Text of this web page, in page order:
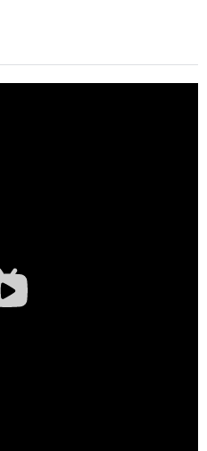
得答疑辅导哦！ 当前内
能查看 登录立刻注册 仅
击了解详情，享“答疑